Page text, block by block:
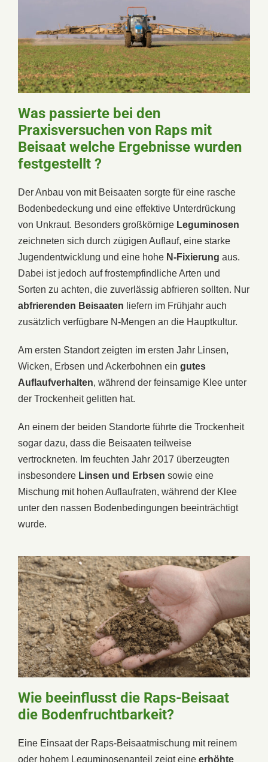
Was passierte bei den
Praxisversuchen von Raps mit
Beisaat welche Ergebnisse wurden
festgestellt ?
Der Anbau von mit Beisaaten sorgte für eine rasche
Bodenbedeckung und eine effektive Unterdrückung
von Unkraut. Besonders großkörnige Leguminosen
zeichneten sich durch zügigen Auflauf, eine starke
Jugendentwicklung und eine hohe N-Fixierung aus.
Dabei ist jedoch auf frostempfindliche Arten und
Sorten zu achten, die zuverlässig abfrieren sollten. Nur
abfrierenden Beisaaten liefern im Frühjahr auch
zusätzlich verfügbare N-Mengen an die Hauptkultur.
Am ersten Standort zeigten im ersten Jahr Linsen,
Wicken, Erbsen und Ackerbohnen ein gutes
Auflaufverhalten, während der feinsamige Klee unter
der Trockenheit gelitten hat.
An einem der beiden Standorte führte die Trockenheit
sogar dazu, dass die Beisaaten teilweise
vertrockneten. Im feuchten Jahr 2017 überzeugten
insbesondere Linsen und Erbsen sowie eine
Mischung mit hohen Auflaufraten, während der Klee
unter den nassen Bodenbedingungen beeinträchtigt
wurde.
Wie beeinflusst die Raps-Beisaat
die Bodenfruchtbarkeit?
Eine Einsaat der Raps-Beisaatmischung mit reinem
oder hohem Leguminosenanteil zeigt eine erhöhte